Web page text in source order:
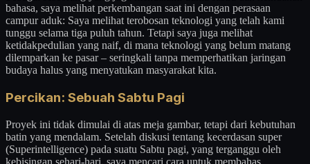
bahasa, saya melihat perkembangan saat ini dengan perasaan
campur aduk: Saya melihat terobosan teknologi yang telah kami
tunggu selama tiga puluh tahun. Tetapi saya juga melihat
ketidakpedulian yang naif, di mana teknologi yang belum matang
dilemparkan ke pasar – seringkali tanpa memperhatikan jaringan
budaya halus yang menyatukan masyarakat kita.
Percikan: Sebuah Sabtu Pagi
Proyek ini tidak dimulai di atas meja gambar, tetapi dari kebutuhan
batin yang mendalam. Setelah diskusi tentang kecerdasan super
(Superintelligence) pada suatu Sabtu pagi, yang terganggu oleh
kebisingan sehari-hari, saya mencari cara untuk membahas